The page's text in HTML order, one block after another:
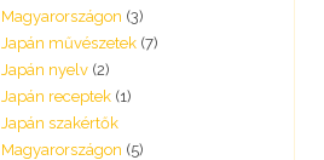
Magyarországon (3)
Japán művészetek (7)
Japán nyelv (2)
Japán receptek (1)
Japán szakértők
Magyarországon (5)